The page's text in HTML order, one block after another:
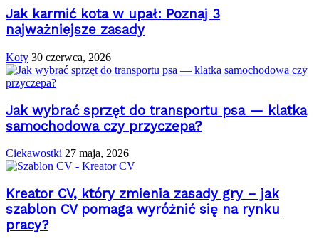
Jak karmić kota w upał: Poznaj 3
najważniejsze zasady
Koty 30 czerwca, 2026
Jak wybrać sprzęt do transportu psa — klatka
samochodowa czy przyczepa?
Ciekawostki 27 maja, 2026
Kreator CV, który zmienia zasady gry – jak
szablon CV pomaga wyróżnić się na rynku
pracy?